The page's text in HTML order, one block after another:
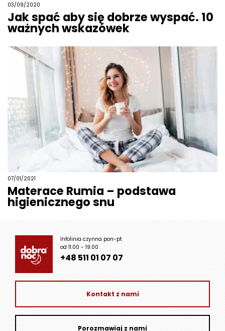
03/09/2020
Jak spać aby się dobrze wyspać. 10
ważnych wskazówek
07/01/2021
Materace Rumia – podstawa
higienicznego snu
Infolinia czynna pon-pt
od 11.00 - 19.00
+48 511 01 07 07
Kontakt z nami
Porozmawiaj z nami